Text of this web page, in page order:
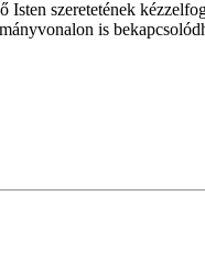
szeretetének
is